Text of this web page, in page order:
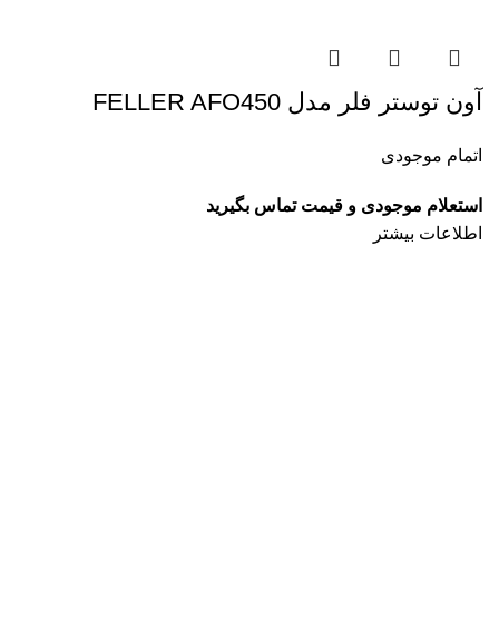
آون توستر فلر مدل FELLER AFO450
اتمام موجودی
استعلام موجودی و قیمت تماس بگیرید
اطلاعات بیشتر